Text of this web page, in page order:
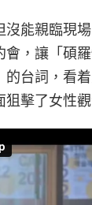
能親臨現
，讓「碩
台詞，看
擊了女性觀